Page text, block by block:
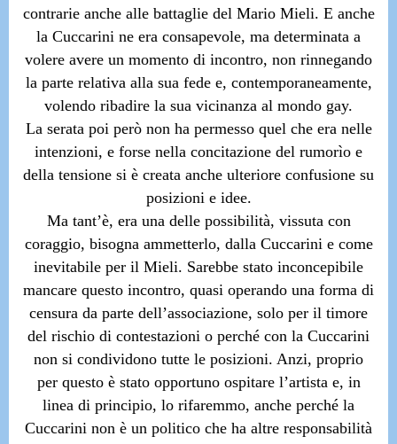
contrarie anche alle battaglie del Mario Mieli. E anche
la Cuccarini ne era consapevole, ma determinata a
volere avere un momento di incontro, non rinnegando
la parte relativa alla sua fede e, contemporaneamente,
volendo ribadire la sua vicinanza al mondo gay.
La serata poi però non ha permesso quel che era nelle
intenzioni, e forse nella concitazione del rumorìo e
della tensione si è creata anche ulteriore confusione su
posizioni e idee.
Ma tant’è, era una delle possibilità, vissuta con
coraggio, bisogna ammetterlo, dalla Cuccarini e come
inevitabile per il Mieli. Sarebbe stato inconcepibile
mancare questo incontro, quasi operando una forma di
censura da parte dell’associazione, solo per il timore
del rischio di contestazioni o perché con la Cuccarini
non si condividono tutte le posizioni. Anzi, proprio
per questo è stato opportuno ospitare l’artista e, in
linea di principio, lo rifaremmo, anche perché la
Cuccarini non è un politico che ha altre responsabilità